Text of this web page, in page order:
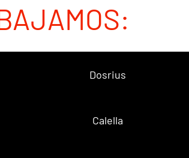
Dosrius
Calella